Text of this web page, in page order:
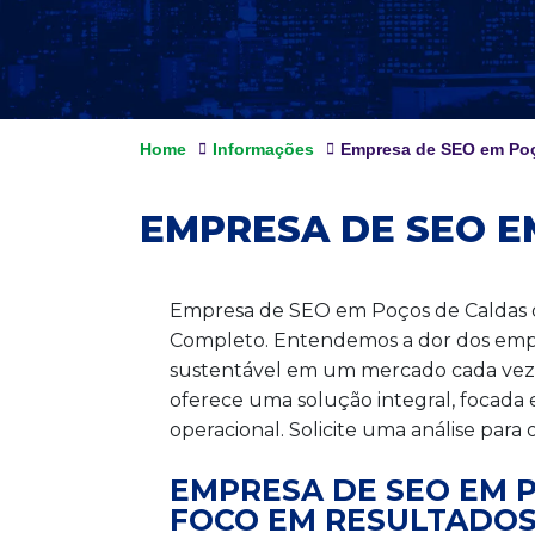
Home Informações Empresa de SEO em
EMPRESA DE SEO
Empresa de SEO em Poços de
Completo. Entendemos a dor dos
sustentável em um mercado cada
oferece uma solução integral, focada
operacional. Solicite uma análise para
EMPRESA DE SEO EM
FOCO EM